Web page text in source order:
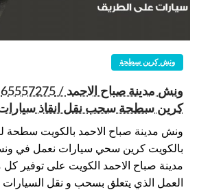
ونش كرين سطحة
كرين سطحة سحب نقل انقاذ
ونش مدينة صباح الاحمد بالكويت سطحة
بالكويت كرين سحي سيارات نعمل في
مدينة صباح الاحمد الكويت على توفير
العمل الذي يتعلق بسحب و نقل